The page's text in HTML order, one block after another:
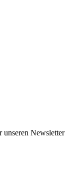
unseren Newsletter